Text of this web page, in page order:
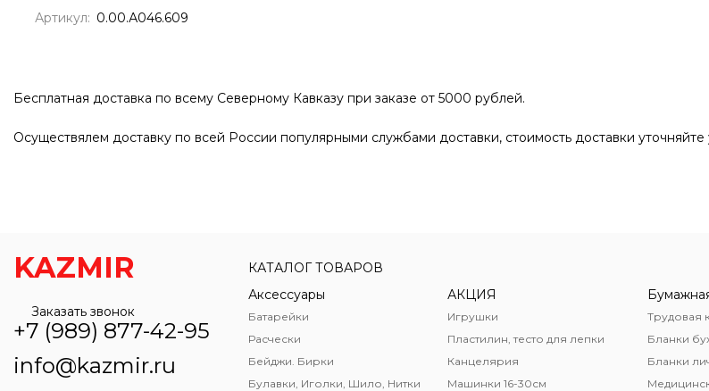
Артикул: 0.00.А046.609
Бесплатная доставка по всему Северному Кавказу при заказе от 5000 рублей.
Осуществялем доставку по всей России популярными службами доставки, стоимость доставки
KAZMIR
Заказать звонок
+7 (989) 877-42-95
info@kazmir.ru
КАТАЛОГ ТОВАРОВ
Аксессуары
Батарейки
Расчески
Бейджи. Бирки
Булавки, Иголки, Шило, Нитки
АКЦИЯ
Игрушки
Пластилин, тесто для лепки
Канцелярия
Машинки 16-30см
Трудовая
Бланки
Бланки